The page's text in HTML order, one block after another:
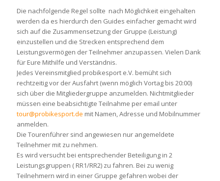
Die nachfolgende Regel sollte nach Möglichkeit eingehalten
werden da es hierdurch den Guides einfacher gemacht wird
sich auf die Zusammensetzung der Gruppe (Leistung)
einzustellen und die Strecken entsprechend dem
Leistungsvermögen der Teilnehmer anzupassen. Vielen Dank
für Eure Mithilfe und Verständnis.
Jedes Vereinsmitglied probikesport e.V. bemüht sich
rechtzeitig vor der Ausfahrt (wenn möglich Vortag bis 20:00)
sich über die Mitgliedergruppe anzumelden. Nichtmitglieder
müssen eine beabsichtigte Teilnahme per email unter
tour@probikesport.de mit Namen, Adresse und Mobilnummer
anmelden.
Die Tourenführer sind angewiesen nur angemeldete
Teilnehmer mit zu nehmen.
Es wird versucht bei entsprechender Beteiligung in 2
Leistungsgruppen ( RR1/RR2) zu fahren. Bei zu wenig
Teilnehmern wird in einer Gruppe gefahren wobei der